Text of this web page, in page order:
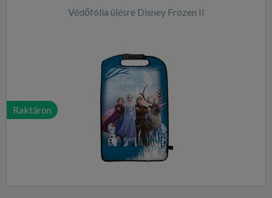
Védőfólia ülésre Disney Frozen II
Raktáron